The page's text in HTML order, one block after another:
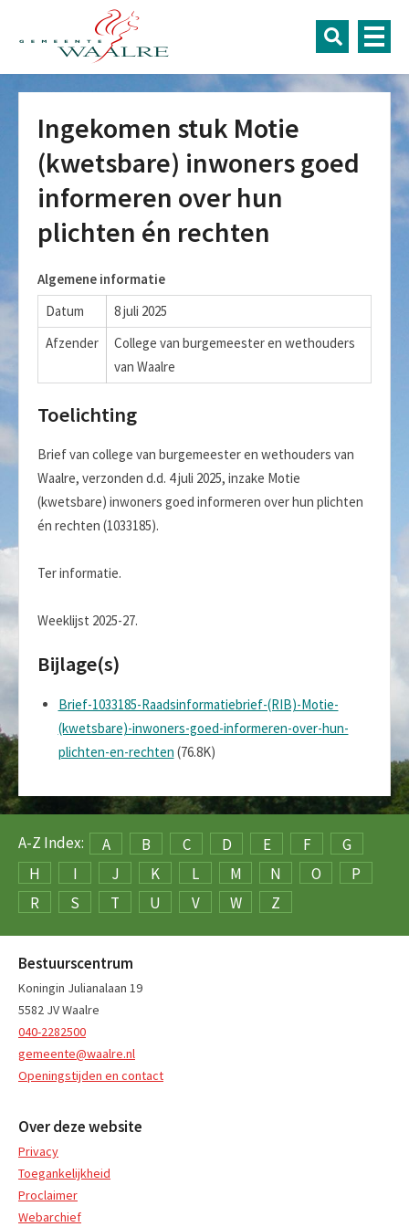
Ingekomen stuk Motie
(kwetsbare) inwoners goed
informeren over hun
plichten én rechten
Algemene informatie
Datum
8 juli 2025
Afzender
College van burgemeester en wethouders
van Waalre
Toelichting
Brief van college van burgemeester en wethouders van
Waalre, verzonden d.d. 4 juli 2025, inzake Motie
(kwetsbare) inwoners goed informeren over hun plichten
én rechten (1033185).
Ter informatie.
Weeklijst 2025-27.
Bijlage(s)
Brief-1033185-Raadsinformatiebrief-(RIB)-Motie-
(kwetsbare)-inwoners-goed-informeren-over-hun-
plichten-en-rechten (76.8K)
A-Z Index: A B C D E F
G
H
I J K L M N O
P
R
S T U V W Z
Bestuurscentrum
Koningin Julianalaan 19
5582 JV Waalre
040-2282500
gemeente@waalre.nl
Openingstijden en contact
Over deze website
Privacy
Toegankelijkheid
Proclaimer
Webarchief